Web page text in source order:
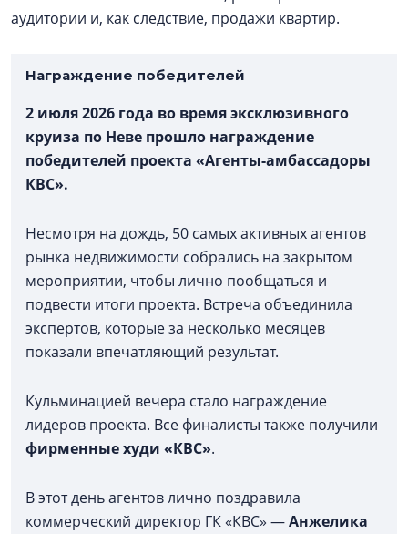
аудитории и, как следствие, продажи квартир.
Награждение победителей
2 июля 2026 года во время эксклюзивного
круиза по Неве прошло награждение
победителей проекта «Агенты-амбассадоры
КВС».
Несмотря на дождь, 50 самых активных агентов
рынка недвижимости собрались на закрытом
мероприятии, чтобы лично пообщаться и
подвести итоги проекта. Встреча объединила
экспертов, которые за несколько месяцев
показали впечатляющий результат.
Кульминацией вечера стало награждение
лидеров проекта. Все финалисты также получили
фирменные худи «КВС».
В этот день агентов лично поздравила
коммерческий директор ГК «КВС» —Анжелика